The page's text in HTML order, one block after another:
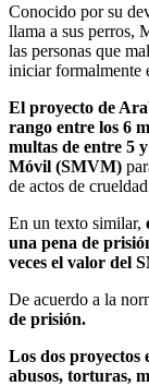
Conocido por su
llama a sus perros,
las personas que
iniciar formalmente
El proyecto de
rango entre los 6
multas de entre 5
Móvil (SMVM)
de actos de
En un texto similar,
una pena de
veces el valor del
De acuerdo a la
de prisión.
Los dos proyectos
abusos, torturas,